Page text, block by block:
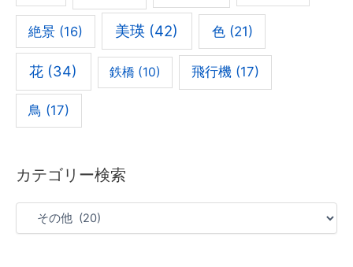
絶景(16) 美瑛 (42) 色(21)
花 (34) 鉄橋 (10) 飛行機(17)
鳥 (17)
カテゴリー検索